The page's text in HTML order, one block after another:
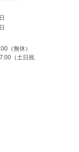
（無休）
（土日祝